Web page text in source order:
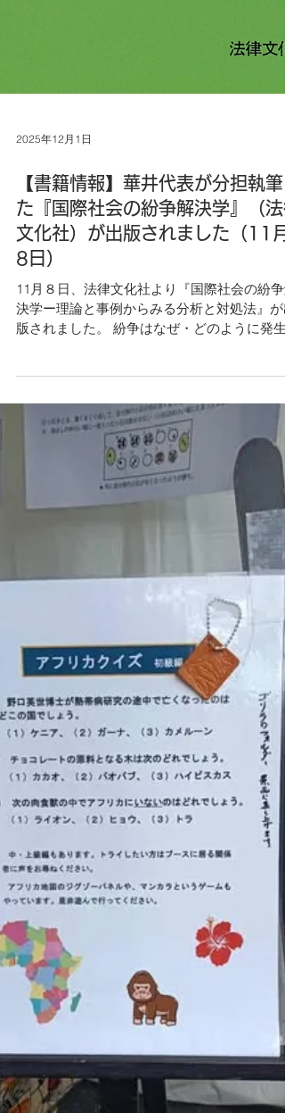
【書籍情報】華井代表が分担執筆
た『国際社会の紛争解決学』（法
文化社）が出版されました（11月
8日）
11月８日、法律文化社より『国際社会の紛争
決学ー理論と事例からみる分析と対処法』が
し、国際社会はその解決のためいかに取り組
でいるか。また紛争には地域的特徴などがあ
のか。本書は、このような疑問に答え、紛争
概念や歴史、メカニズムやダイナミクスの理
解、国際社会の取り組みに関する分析視角を
いています。 弊会代表の華井は、第12章「ア
リカの紛争」（ 212-231頁） を執筆しました
ぜひご一読ください。 富樫耕介・ 中村長史編
著『国際社会の紛争解決学ー理論と事例から
る分析と対処法』法律文化社、2025年 書籍詳
細ページ： https://www.hou-bun.com/cgi-
bin/search/detail.cgi?c=ISBN978-4-589-04442-